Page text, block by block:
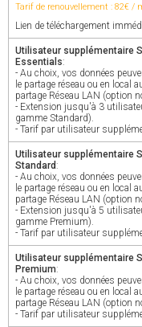
Tarif de renouvellement : 82€ /
Lien de téléchargement
Utilisateur supplémentaire
Essentials:
- Au choix, vos données
le partage réseau ou en local
partage Réseau LAN (option
- Extension jusqu'à 3
gamme Standard).
- Tarif par utilisateur
Utilisateur supplémentaire
Standard:
- Au choix, vos données
le partage réseau ou en local
partage Réseau LAN (option
- Extension jusqu'à 5
gamme Premium).
- Tarif par utilisateur
Utilisateur supplémentaire
Premium:
- Au choix, vos données
le partage réseau ou en local
partage Réseau LAN (option
- Tarif par utilisateur